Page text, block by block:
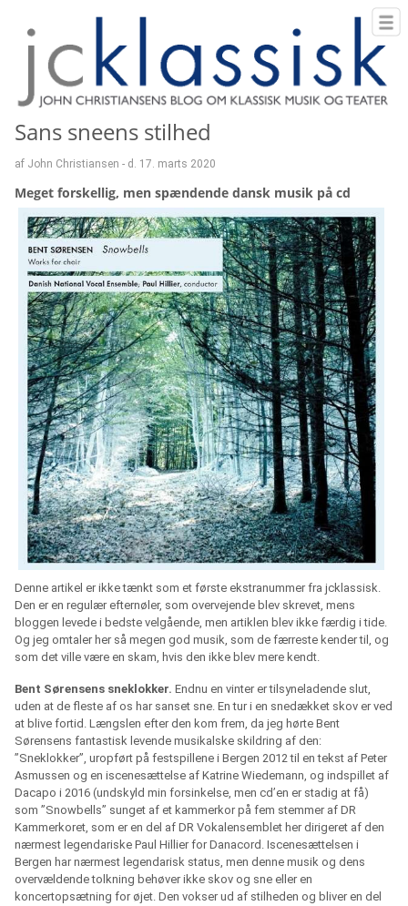
Sans sneens stilhed
af John Christiansen - d. 17. marts 2020
Meget forskellig, men spændende dansk musik på cd
Denne artikel er ikke tænkt som et første ekstranummer fra jcklassisk.
Den er en regulær efternøler, som overvejende blev skrevet, mens
bloggen levede i bedste velgående, men artiklen blev ikke færdig i tide.
Og jeg omtaler her så megen god musik, som de færreste kender til, og
som det ville være en skam, hvis den ikke blev mere kendt.
Bent Sørensens sneklokker. Endnu en vinter er tilsyneladende slut,
uden at de fleste af os har sanset sne. En tur i en snedækket skov er ved
at blive fortid. Længslen efter den kom frem, da jeg hørte Bent
Sørensens fantastisk levende musikalske skildring af den:
”Sneklokker”, uropført på festspillene i Bergen 2012 til en tekst af Peter
Asmussen og en iscenesættelse af Katrine Wiedemann, og indspillet af
Dacapo i 2016 (undskyld min forsinkelse, men cd’en er stadig at få)
som ”Snowbells” sunget af et kammerkor på fem stemmer af DR
Kammerkoret, som er en del af DR Vokalensemblet her dirigeret af den
nærmest legendariske Paul Hillier for Danacord. Iscenesættelsen i
Bergen har nærmest legendarisk status, men denne musik og dens
overvældende tolkning behøver ikke skov og sne eller en
koncertopsætning for øjet. Den vokser ud af stilheden og bliver en del